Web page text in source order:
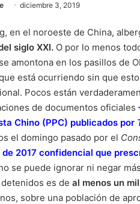
diciembre 3, 2019
en el noroeste de China,
siglo XXI. O por lo menos
amontona en los pasillos de
está ocurriendo sin que
Pocos están
de documentos oficiales
Chino (PPC) publicados por
el domingo pasado por el
2017 confidencial que
se puede ignorar ni negar
es de al menos un
sobre una población de